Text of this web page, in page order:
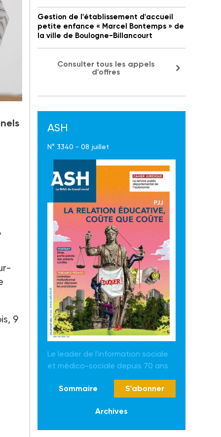
9
Gestion de l'établissement d'accueil
petite enfance « Marcel Bontemps » de
la ville de Boulogne-Billancourt
Consulter tous les appels
d'offres
ASH
N° 3340 - 08 juillet
Le leader de l'information sociale
et médico-sociale depuis 70 ans
Sommaire S'abonner
Archives